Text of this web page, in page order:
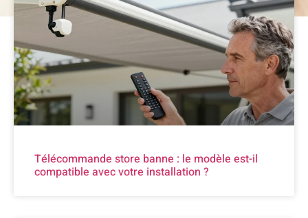
Télécommande store banne : le modèle est-il
compatible avec votre installation ?